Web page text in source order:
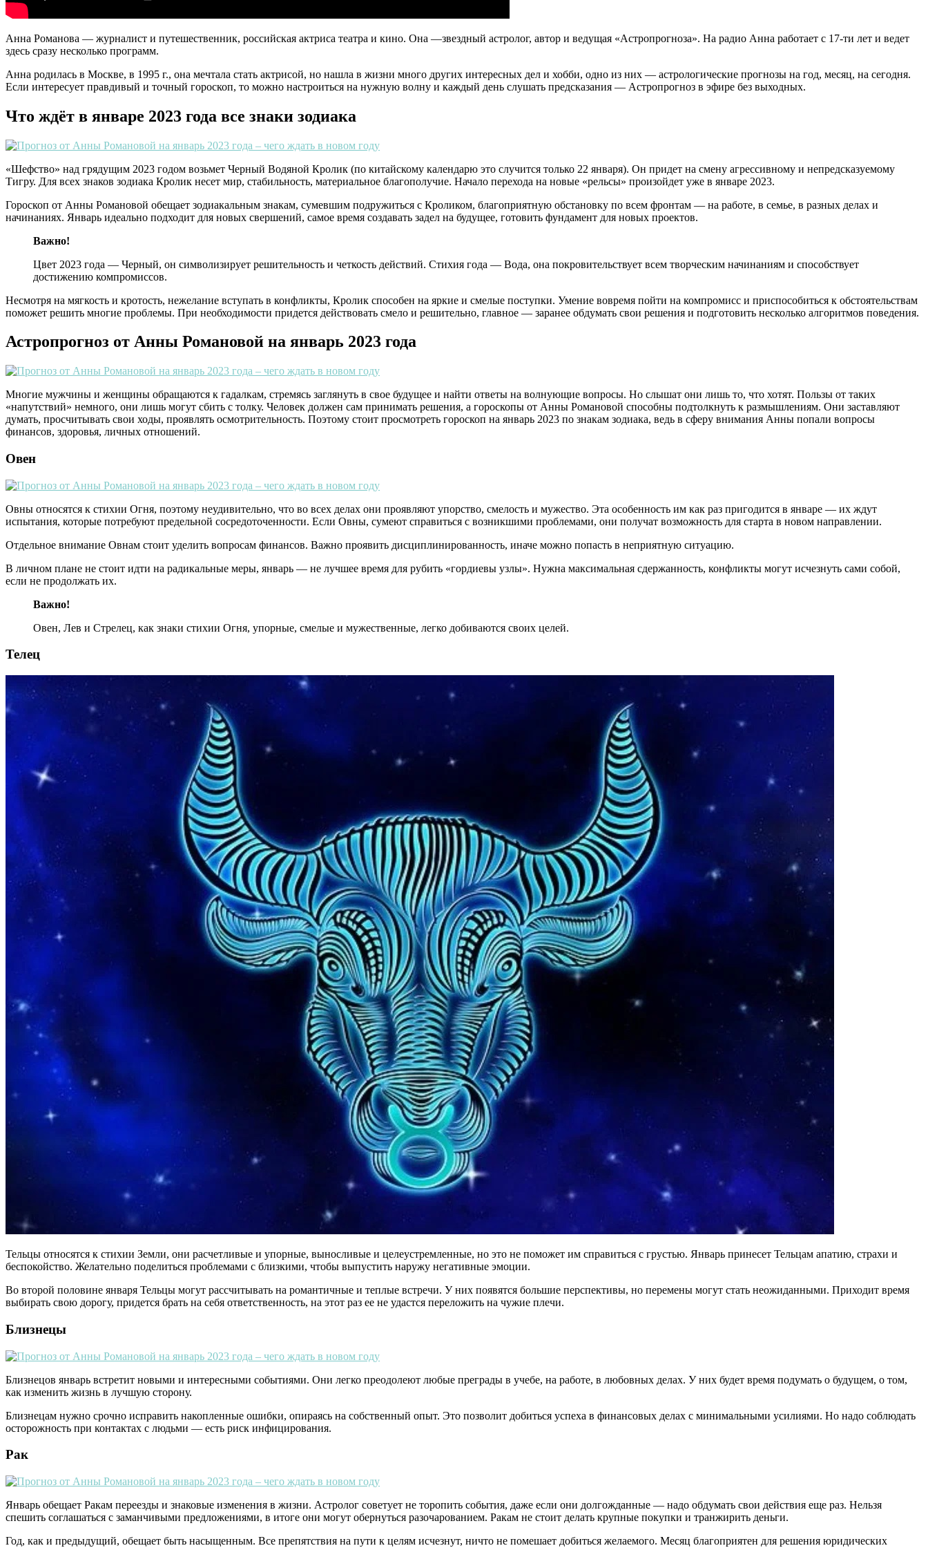
Анна Романова — журналист и путешественник, российская актриса театра и кино. Она —звездный астролог, автор и ведущая «Астропрогноза». На радио Анна работает с 17-ти лет и ведет
здесь сразу несколько программ.
Анна родилась в Москве, в 1995 г., она мечтала стать актрисой, но нашла в жизни много других интересных дел и хобби, одно из них — астрологические прогнозы на год, месяц, на сегодня.
Если интересует правдивый и точный гороскоп, то можно настроиться на нужную волну и каждый день слушать предсказания — Астропрогноз в эфире без выходных.
Что ждёт в январе 2023 года все знаки зодиака
«Шефство» над грядущим 2023 годом возьмет Черный Водяной Кролик (по китайскому календарю это случится только 22 января). Он придет на смену агрессивному и непредсказуемому
Тигру. Для всех знаков зодиака Кролик несет мир, стабильность, материальное благополучие. Начало перехода на новые «рельсы» произойдет уже в январе 2023.
Гороскоп от Анны Романовой обещает зодиакальным знакам, сумевшим подружиться с Кроликом, благоприятную обстановку по всем фронтам — на работе, в семье, в разных делах и
начинаниях. Январь идеально подходит для новых свершений, самое время создавать задел на будущее, готовить фундамент для новых проектов.
Важно!
Цвет 2023 года — Черный, он символизирует решительность и четкость действий. Стихия года — Вода, она покровительствует всем творческим начинаниям и способствует
достижению компромиссов.
Несмотря на мягкость и кротость, нежелание вступать в конфликты, Кролик способен на яркие и смелые поступки. Умение вовремя пойти на компромисс и приспособиться к обстоятельствам
поможет решить многие проблемы. При необходимости придется действовать смело и решительно, главное — заранее обдумать свои решения и подготовить несколько алгоритмов поведения.
Астропрогноз от Анны Романовой на январь 2023 года
Многие мужчины и женщины обращаются к гадалкам, стремясь заглянуть в свое будущее и найти ответы на волнующие вопросы. Но слышат они лишь то, что хотят. Пользы от таких
«напутствий» немного, они лишь могут сбить с толку. Человек должен сам принимать решения, а гороскопы от Анны Романовой способны подтолкнуть к размышлениям. Они заставляют
думать, просчитывать свои ходы, проявлять осмотрительность. Поэтому стоит просмотреть гороскоп на январь 2023 по знакам зодиака, ведь в сферу внимания Анны попали вопросы
финансов, здоровья, личных отношений.
Овен
Овны относятся к стихии Огня, поэтому неудивительно, что во всех делах они проявляют упорство, смелость и мужество. Эта особенность им как раз пригодится в январе — их ждут
испытания, которые потребуют предельной сосредоточенности. Если Овны, сумеют справиться с возникшими проблемами, они получат возможность для старта в новом направлении.
Отдельное внимание Овнам стоит уделить вопросам финансов. Важно проявить дисциплинированность, иначе можно попасть в неприятную ситуацию.
В личном плане не стоит идти на радикальные меры, январь — не лучшее время для рубить «гордиевы узлы». Нужна максимальная сдержанность, конфликты могут исчезнуть сами собой,
если не продолжать их.
Важно!
Овен, Лев и Стрелец, как знаки стихии Огня, упорные, смелые и мужественные, легко добиваются своих целей.
Телец
Тельцы относятся к стихии Земли, они расчетливые и упорные, выносливые и целеустремленные, но это не поможет им справиться с грустью. Январь принесет Тельцам апатию, страхи и
беспокойство. Желательно поделиться проблемами с близкими, чтобы выпустить наружу негативные эмоции.
Во второй половине января Тельцы могут рассчитывать на романтичные и теплые встречи. У них появятся большие перспективы, но перемены могут стать неожиданными. Приходит время
выбирать свою дорогу, придется брать на себя ответственность, на этот раз ее не удастся переложить на чужие плечи.
Близнецы
Близнецов январь встретит новыми и интересными событиями. Они легко преодолеют любые преграды в учебе, на работе, в любовных делах. У них будет время подумать о будущем, о том,
как изменить жизнь в лучшую сторону.
Близнецам нужно срочно исправить накопленные ошибки, опираясь на собственный опыт. Это позволит добиться успеха в финансовых делах с минимальными усилиями. Но надо соблюдать
осторожность при контактах с людьми — есть риск инфицирования.
Рак
Январь обещает Ракам переезды и знаковые изменения в жизни. Астролог советует не торопить события, даже если они долгожданные — надо обдумать свои действия еще раз. Нельзя
спешить соглашаться с заманчивыми предложениями, в итоге они могут обернуться разочарованием. Ракам не стоит делать крупные покупки и транжирить деньги.
Год, как и предыдущий, обещает быть насыщенным. Все препятствия на пути к целям исчезнут, ничто не помешает добиться желаемого. Месяц благоприятен для решения юридических